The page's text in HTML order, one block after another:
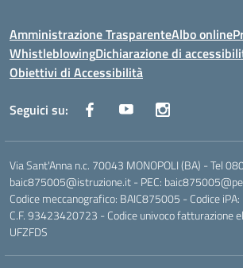
Amministrazione TrasparenteAlbo online
WhistleblowingDichiarazione di
Obiettivi di Accessibilità
Seguici su:
Via Sant'Anna n.c. 70043 MONOPOLI (BA) - Tel
baic875005@istruzione.it - PEC:
Codice meccanografico: BAIC875005 - Codice
C.F. 93423420723 - Codice univoco fatturazione
UFZFDS